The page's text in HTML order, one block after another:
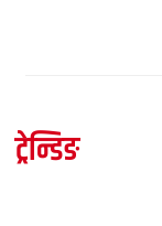
ट्रेन्डिङ